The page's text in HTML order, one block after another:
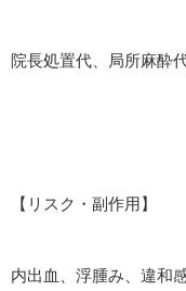
院長処置代、局所麻酔
【リスク・副作用】
内出血、浮腫み、違和